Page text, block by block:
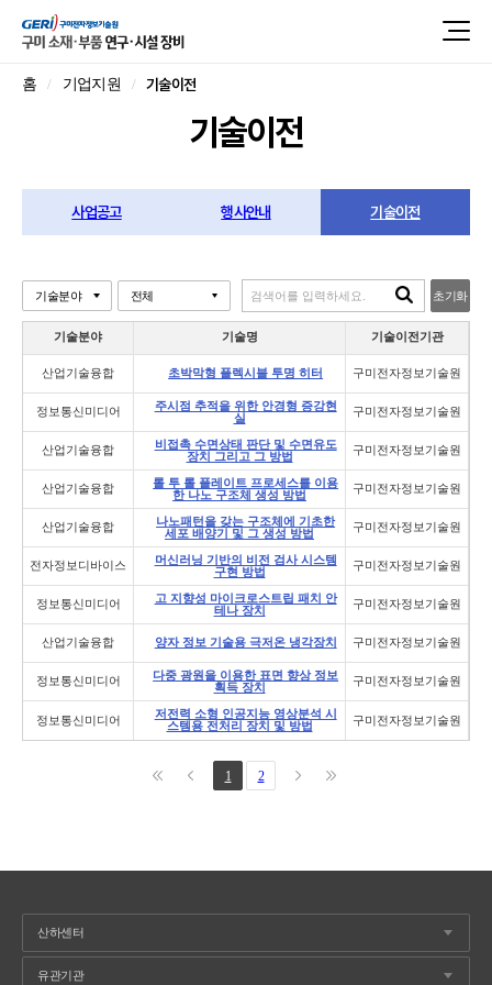
홈 기업지원 기술이전
기술이전
사업공고 행사안내 기술이전
초기화
기술분야 기술명 기술이전기관
산업기술융합 초박막형 플렉시블 투명 히터 구미전자정보기술원
정보통신미디어
주시점 추적을 위한 안경형 증강현
실
구미전자정보기술원
산업기술융합
비접촉 수면상태 판단 및 수면유도
장치 그리고 그 방법
구미전자정보기술원
산업기술융합
롤 투 롤 플레이트 프로세스를 이용
한 나노 구조체 생성 방법
구미전자정보기술원
산업기술융합
나노패턴을 갖는 구조체에 기초한
세포 배양기 및 그 생성 방법
구미전자정보기술원
전자정보디바이스
머신러닝 기반의 비전 검사 시스템
구현 방법
구미전자정보기술원
정보통신미디어
고 지향성 마이크로스트립 패치 안
테나 장치
구미전자정보기술원
산업기술융합 양자 정보 기술용 극저온 냉각장치 구미전자정보기술원
정보통신미디어
다중 광원을 이용한 표면 향상 정보
획득 장치
구미전자정보기술원
정보통신미디어
저전력 소형 인공지능 영상분석 시
스템용 전처리 장치 및 방법
구미전자정보기술원
1 2